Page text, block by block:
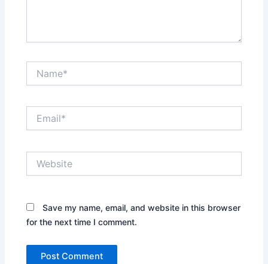
Save my name, email, and website in this browser
for the next time I comment.